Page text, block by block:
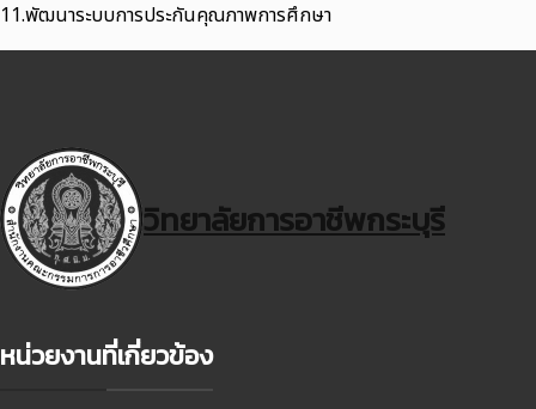
11.พัฒนาระบบการประกันคุณภาพการศึกษา
วิทยาลัยการอาชีพกระบุรี
หน่วยงานที่เกี่ยวข้อง